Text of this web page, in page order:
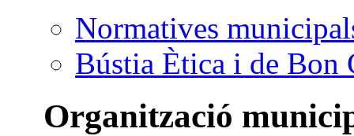
Normatives
Bústia Ètica i de Bon
Organització